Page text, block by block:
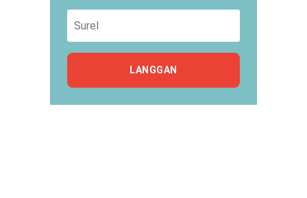
LANGGAN